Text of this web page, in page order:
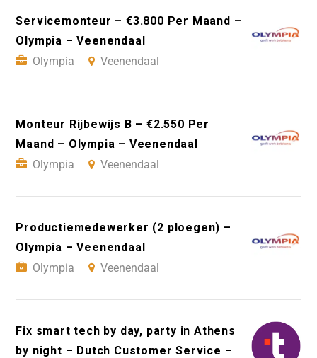
Servicemonteur – €3.800 Per Maand –
Olympia – Veenendaal
Olympia
Veenendaal
Monteur Rijbewijs B – €2.550 Per
Maand – Olympia – Veenendaal
Olympia
Veenendaal
Productiemedewerker (2 ploegen) –
Olympia – Veenendaal
Olympia
Veenendaal
Fix smart tech by day, party in Athens
by night – Dutch Customer Service –